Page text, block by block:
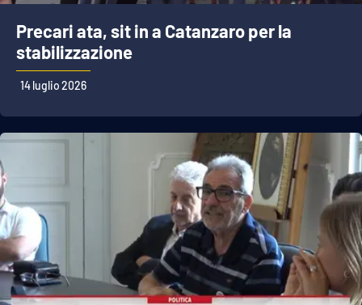
Precari ata, sit in a Catanzaro per la
stabilizzazione
14 luglio 2026